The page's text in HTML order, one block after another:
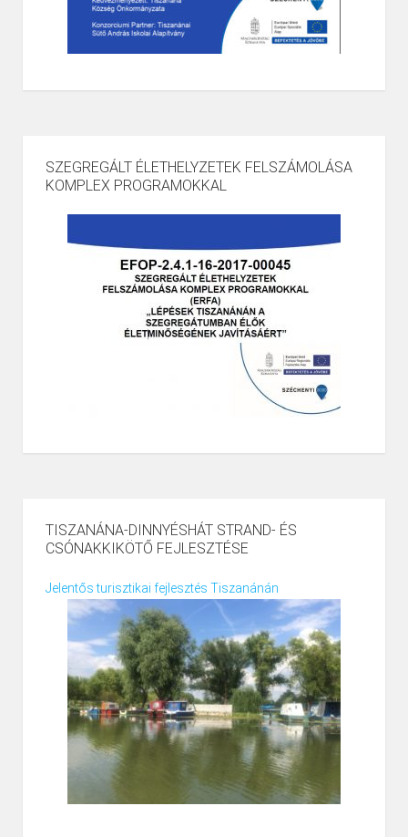
SZEGREGÁLT ÉLETHELYZETEK FELSZÁMOLÁSA
KOMPLEX PROGRAMOKKAL
TISZANÁNA-DINNYÉSHÁT STRAND- ÉS
CSÓNAKKIKÖTŐ FEJLESZTÉSE
Jelentős turisztikai fejlesztés Tiszanánán